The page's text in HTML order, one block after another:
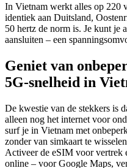
In Vietnam werkt alles op 220
identiek aan Duitsland,
50 hertz de norm is. Je kunt je
aansluiten – een
Geniet van
5G-snelheid in
De kwestie van de stekkers is
alleen nog het internet voor
surf je in Vietnam met
zonder van simkaart te
Activeer de eSIM voor vertrek
online – voor Google Maps,